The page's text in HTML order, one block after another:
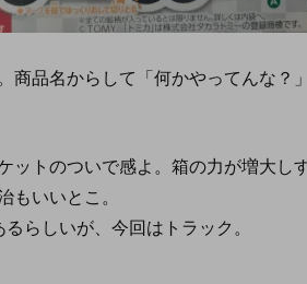
商品名からして「何かやってんな？
ットのついで感よ。箱の力が増大し
いいとこ。
らしいが、今回はトラック。